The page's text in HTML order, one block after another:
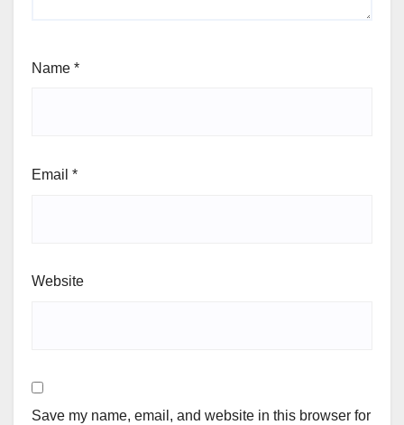
Name *
Email *
Website
Save my name, email, and website in this browser for